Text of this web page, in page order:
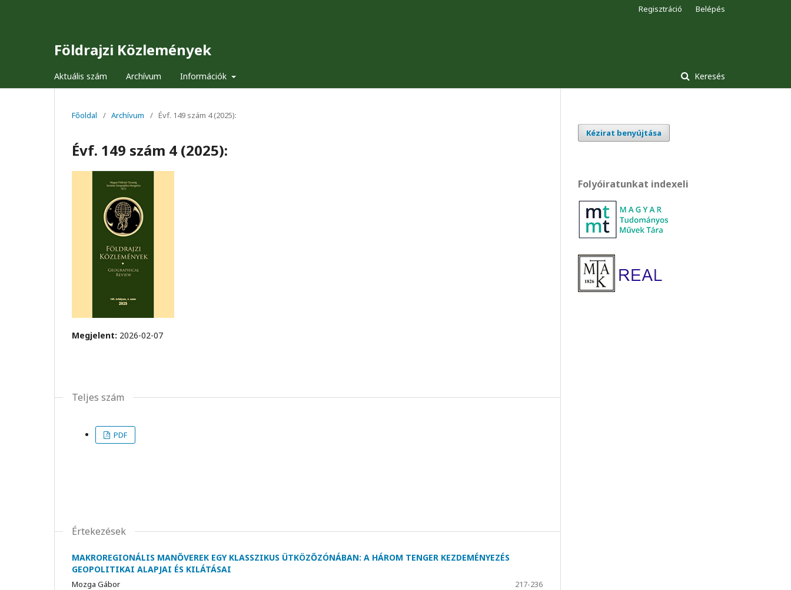
Földrajzi Közlemények
Aktuális szám Archívum Információk Keresés
Regisztráció Belépés
Főoldal / Archívum / Évf. 149 szám 4 (2025):
Évf. 149 szám 4 (2025):
Megjelent: 2026-02-07
Teljes szám
PDF
Értekezések
MAKROREGIONÁLIS MANŐVEREK EGY KLASSZIKUS ÜTKÖZŐZÓNÁBAN: A HÁROM TENGER KEZDEMÉNYEZÉS
GEOPOLITIKAI ALAPJAI ÉS KILÁTÁSAI
Mozga Gábor
217-236
Kézirat benyújtása
Folyóiratunkat indexeli